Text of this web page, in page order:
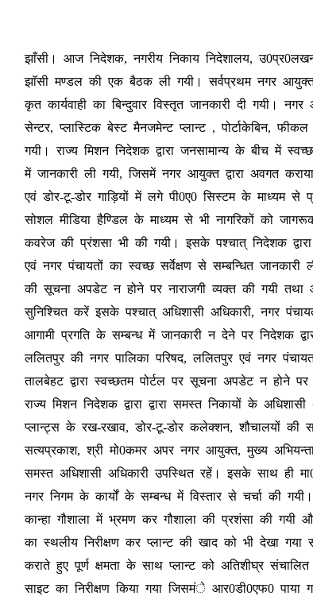
झाँसी। आज निदेशक, नगरीय निकाय निदेशालय,
झाॅसी मण्डल की एक बैठक ली गयी। सर्वप्रथम नगर आयुक्त
कृत कार्यवाही का बिन्दुवार विस्तृत जानकारी दी गयी।
सेन्टर, प्लास्टिक बेस्ट मैनजमेन्ट प्लान्ट , पोर्टाकेबिन,
गयी। राज्य मिशन निदेशक द्वारा जनसामान्य के बीच में
में जानकारी ली गयी, जिसमें नगर आयुक्त द्वारा अवगत
एवं डोर-टू-डोर गाड़ियों में लगे पी0ए0 सिस्टम के माध्यम से
सोशल मीडिया हैण्डिल के माध्यम से भी नागरिकों को
कवरेज की प्रंशसा भी की गयी। इसके पश्चात् निदेशक
एवं नगर पंचायतों का स्वच्छ सर्वेक्षण से सम्बन्धित
की सूचना अपडेट न होने पर नाराजगी व्यक्त की गयी
सुनिश्चित करें इसके पश्चात् अधिशासी अधिकारी, नगर
आगामी प्रगति के सम्बन्ध में जानकारी न देने पर निदेशक
ललितपुर की नगर पालिका परिषद, ललितपुर एवं नगर
तालबेहट द्वारा स्वच्छतम पोर्टल पर सूचना अपडेट न
राज्य मिशन निदेशक द्वारा द्वारा समस्त निकायों के
प्लान्ट्स के रख-रखाव, डोर-टू-डोर कलेक्शन, शौचालयों
सत्यप्रकाश, श्री मो0कमर अपर नगर आयुक्त, मुख्य
समस्त अधिशासी अधिकारी उपस्थित रहें। इसके साथ ही
नगर निगम के कार्यों के सम्बन्ध में विस्तार से चर्चा की
कान्हा गौशाला में भ्रमण कर गौशाला की प्रशंसा की गयी
का स्थलीय निरीक्षण कर प्लान्ट की खाद को भी देखा गया
कराते हुए पूर्ण क्षमता के साथ प्लान्ट को अतिशीघ्र
साइट का निरीक्षण किया गया जिसमंे आर0डी0एफ0 पाया